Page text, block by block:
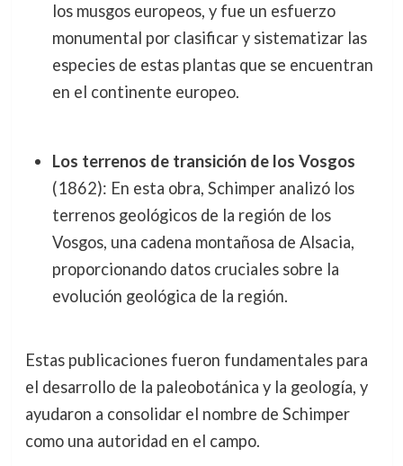
los musgos europeos, y fue un esfuerzo
monumental por clasificar y sistematizar las
especies de estas plantas que se encuentran
en el continente europeo.
Los terrenos de transición de los Vosgos
(1862): En esta obra, Schimper analizó los
terrenos geológicos de la región de los
Vosgos, una cadena montañosa de Alsacia,
proporcionando datos cruciales sobre la
evolución geológica de la región.
Estas publicaciones fueron fundamentales para
el desarrollo de la paleobotánica y la geología, y
ayudaron a consolidar el nombre de Schimper
como una autoridad en el campo.